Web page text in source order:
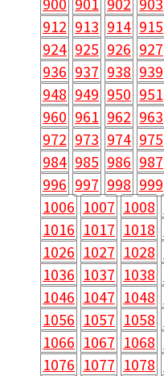
912 913 914 915
924 925 926 927
936 937 938 939
948 949 950 951
960 961 962 963
972 973 974 975
984 985 986 987
996 997 998 999
1006 1007 1008
1016 1017 1018
1026 1027 1028
1036 1037 1038
1046 1047 1048
1056 1057 1058
1066 1067 1068
1076 1077 1078